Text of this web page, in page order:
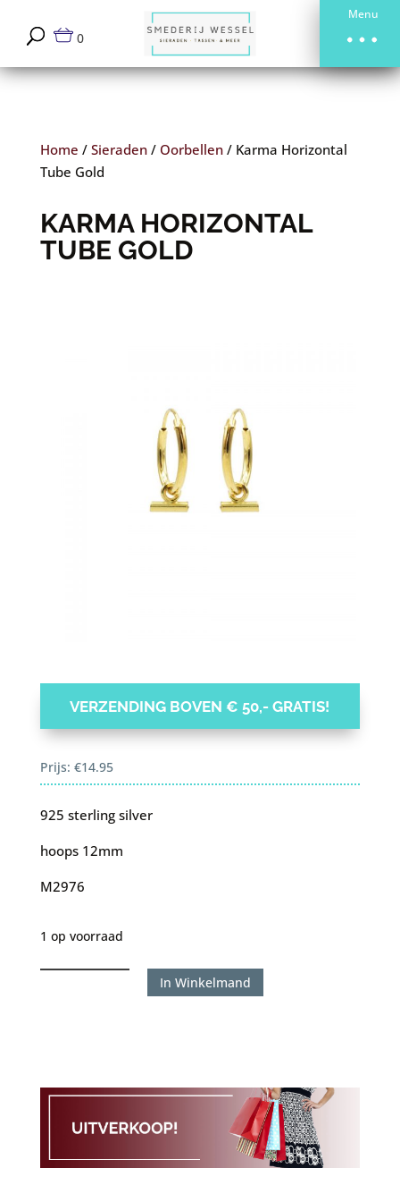
Menu
0
Home / Sieraden/ Oorbellen/ Karma Horizontal
Tube Gold
KARMA HORIZONTAL
TUBE GOLD
VERZENDING BOVEN € 50,- GRATIS!
Prijs: €14.95
925 sterling silver
hoops 12mm
M2976
1 op voorraad
In Winkelmand